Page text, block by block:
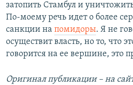
затопить Стамбул и
По-моему речь идет о более
санкции на помидоры. Я не
осуществит власть, но то, что
говорится на ее вершине, это
Оригинал публикации – на